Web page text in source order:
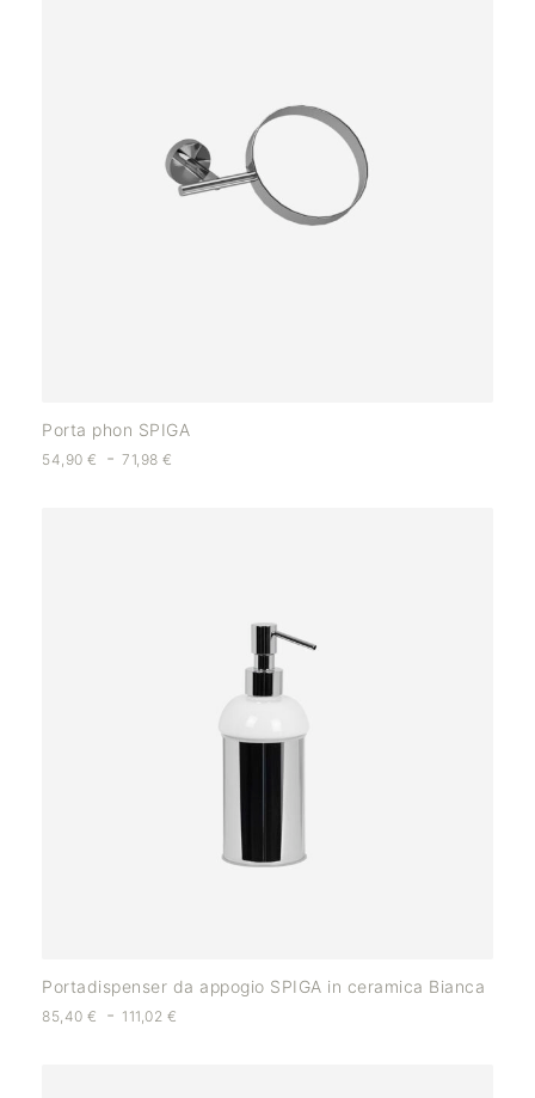
Porta phon SPIGA
54,90 € - 71,98€
Portadispenser da appogio SPIGA in ceramica Bianca
85,40 € - 111,02 €